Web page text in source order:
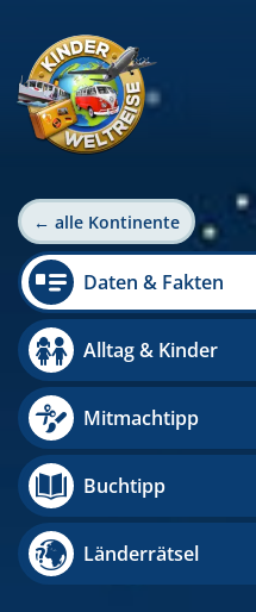
← alle Kontinente
Daten & Fakten
Alltag & Kinder
Mitmachtipp
Buchtipp
Länderrätsel